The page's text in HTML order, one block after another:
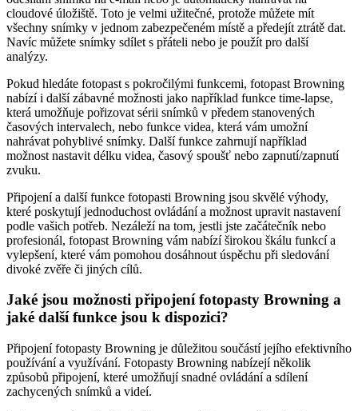
cloudové úložiště. Toto je velmi užitečné, protože můžete mít
všechny snímky v jednom zabezpečeném místě a předejít ztrátě dat.
Navíc můžete snímky sdílet s přáteli nebo je použít pro další
analýzy.
Pokud hledáte fotopast s pokročilými funkcemi, fotopast Browning
nabízí i další zábavné možnosti jako například funkce time-lapse,
která umožňuje pořizovat sérii snímků v předem stanovených
časových intervalech, nebo funkce videa, která vám umožní
nahrávat pohyblivé snímky. Další funkce zahrnují například
možnost nastavit délku videa, časový spoušť nebo zapnutí/zapnutí
zvuku.
Připojení a další funkce fotopasti Browning jsou skvělé výhody,
které poskytují jednoduchost ovládání a možnost upravit nastavení
podle vašich potřeb. Nezáleží na tom, jestli jste začátečník nebo
profesionál, fotopast Browning vám nabízí širokou škálu funkcí a
vylepšení, které vám pomohou dosáhnout úspěchu při sledování
divoké zvěře či jiných cílů.
Jaké jsou možnosti připojení fotopasty Browning a
jaké další funkce jsou k dispozici?
Připojení fotopasty Browning je důležitou součástí jejího efektivního
používání a využívání. Fotopasty Browning nabízejí několik
způsobů připojení, které umožňují snadné ovládání a sdílení
zachycených snímků a videí.